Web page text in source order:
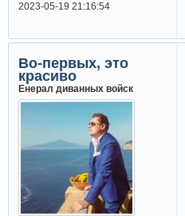
2023-05-19 21:16:54
Во-первых, это
красиво
Енерал диванных войск